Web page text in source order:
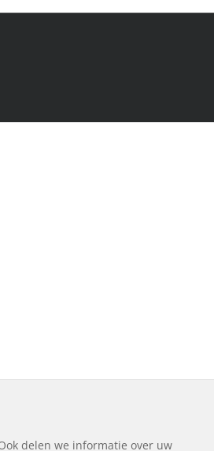
delen we informatie over uw